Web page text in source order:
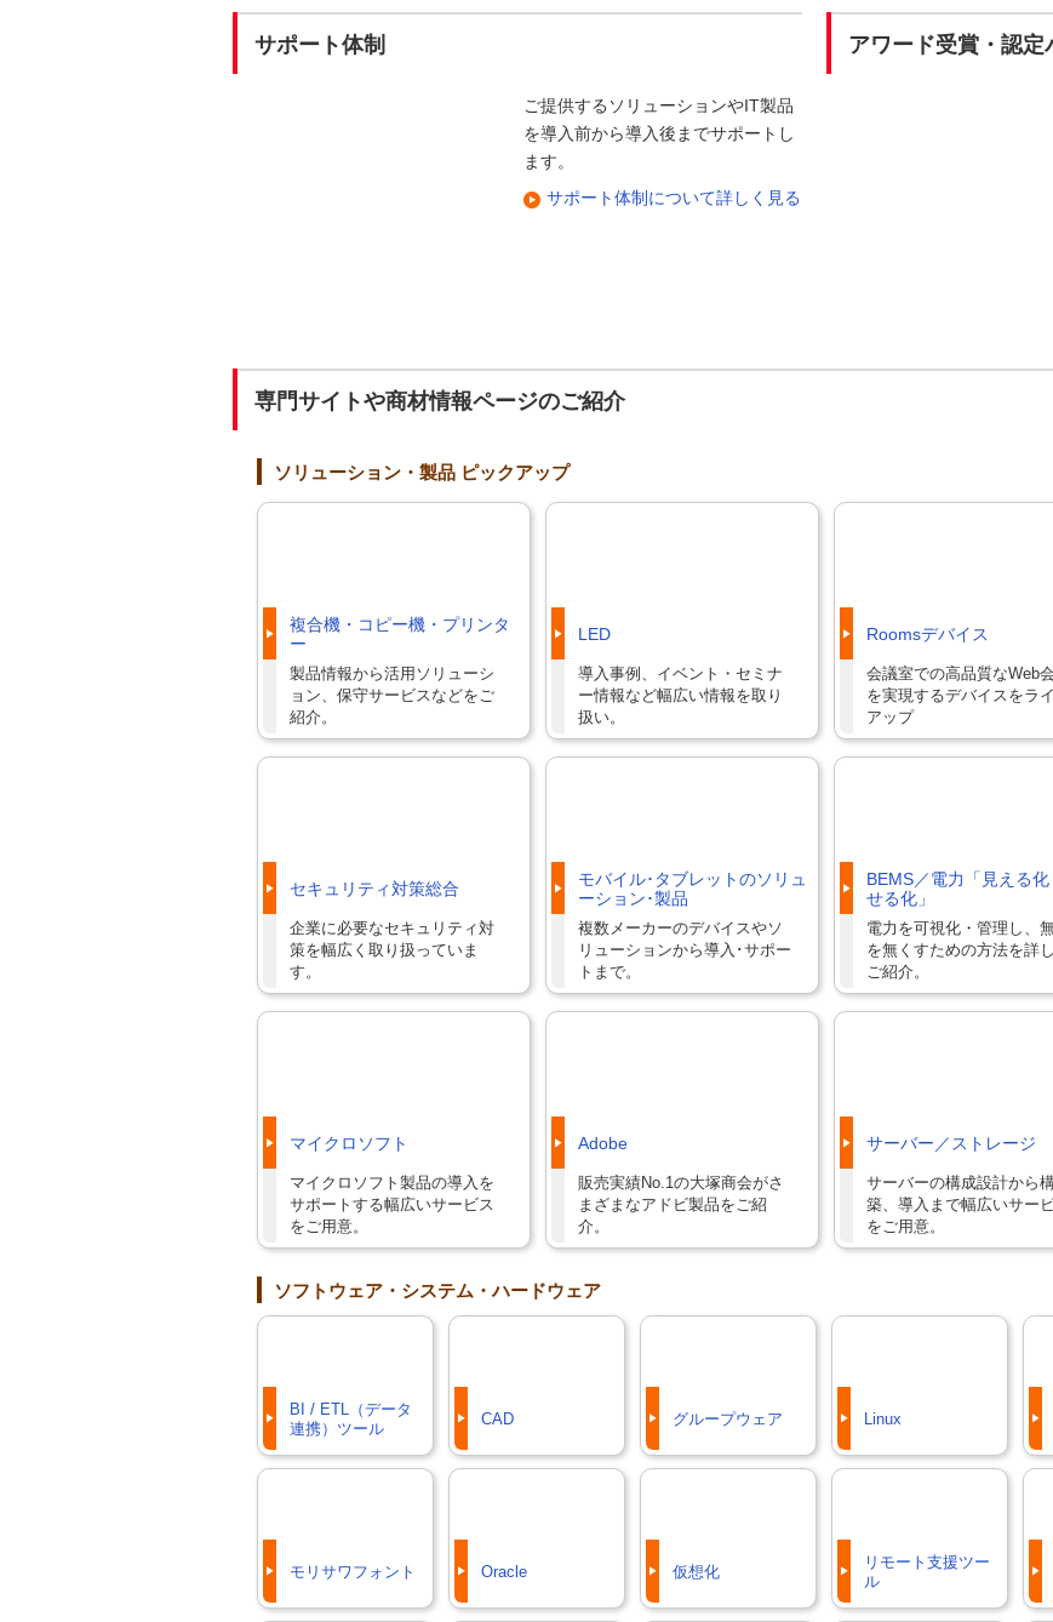
サポート体制
ご提供するソリューションやIT製品
を導入前から導入後までサポートし
ます。
サポート体制について詳しく見る
アワード受賞・認定
専門サイトや商材情報ページのご紹介
ソリューション・製品 ピックアップ
複合機・コピー機・プリンタ
ー
製品情報から活用ソリューシ
ョン、保守サービスなどをご
紹介。
LED
導入事例、イベント・セミナ
ー情報など幅広い情報を取り
扱い。
Roomsデバイス
会議室での高品質なWeb
を実現するデバイスをラ
アップ
セキュリティ対策総合
企業に必要なセキュリティ対
策を幅広く取り扱っていま
す。
モバイル･タブレットのソリュ
ーション･製品
複数メーカーのデバイスやソ
リューションから導入･サポー
トまで。
BEMS／電力「見える化
せる化」
電力を可視化・管理し、
を無くすための方法を詳し
ご紹介。
マイクロソフト
マイクロソフト製品の導入を
サポートする幅広いサービス
をご用意。
Adobe
販売実績No.1の大塚商会がさ
まざまなアドビ製品をご紹
介。
サーバー／ストレージ
サーバーの構成設計から
築、導入まで幅広いサー
をご用意。
ソフトウェア・システム・ハードウェア
BI / ETL（データ
連携）ツール
CAD グループウェア Linux
モリサワフォント Oracle 仮想化
リモート支援ツー
ル